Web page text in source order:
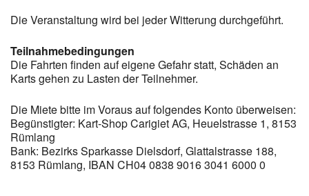
Die Veranstaltung wird bei jeder Witterung durchgeführt.
Teilnahmebedingungen
Die Fahrten finden auf eigene Gefahr statt, Schäden an
Karts gehen zu Lasten der Teilnehmer.
Die Miete bitte im Voraus auf folgendes Konto überweisen:
Begünstigter: Kart-Shop Carigiet AG, Heuelstrasse 1, 8153
Rümlang
Bank: Bezirks Sparkasse Dielsdorf, Glattalstrasse 188,
8153 Rümlang, IBAN CH04 0838 9016 3041 6000 0